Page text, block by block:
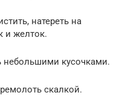
натереть на
и желток.
небольшими кусочками.
скалкой.